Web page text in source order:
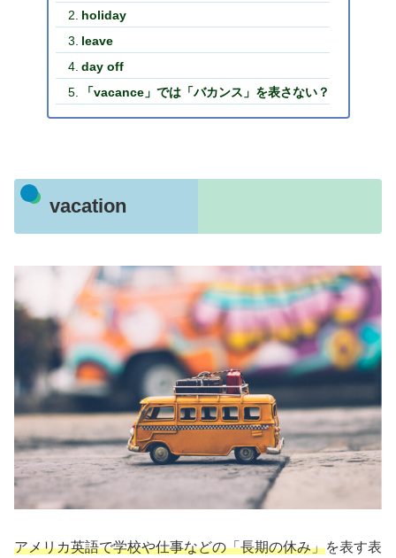
holiday
leave
day off
「vacance」では「バカンス」を表さない？
vacation
アメリカ英語で学校や仕事などの「長期の休み」を表す表